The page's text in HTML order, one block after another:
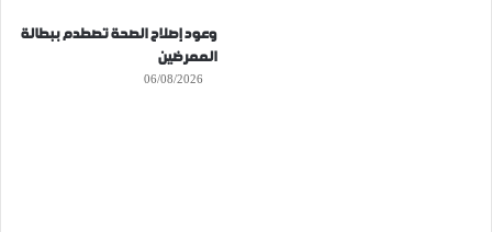
وعود إصلاح الصحة تصطدم ببطالة
الممرضين
06/08/2026